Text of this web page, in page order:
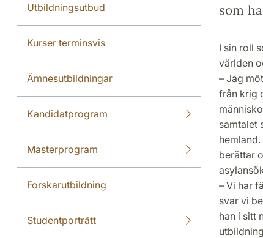
Utbildningsutbud
Kurser terminsvis
Ämnesutbildningar
Kandidatprogram
Masterprogram
Forskarutbildning
Studentporträtt
som
I sin roll
världen
– Jag
från krig
samtalet
berättar
– Vi har
svar vi
han i sitt